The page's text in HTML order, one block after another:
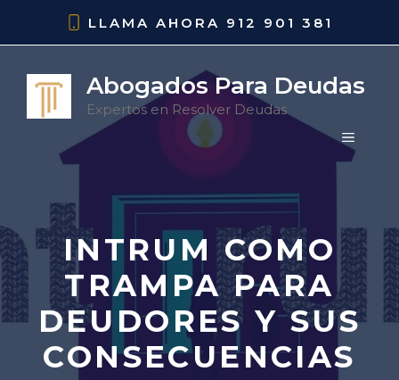
LLAMA AHORA 912 901 381
Abogados Para Deudas
Expertos en Resolver Deudas
MENÚ
INTRUM COMO
TRAMPA PARA
DEUDORES Y SUS
CONSECUENCIAS